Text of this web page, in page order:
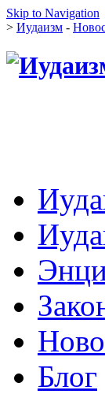
Skip to Navigation
> Иудаизм -
Блог